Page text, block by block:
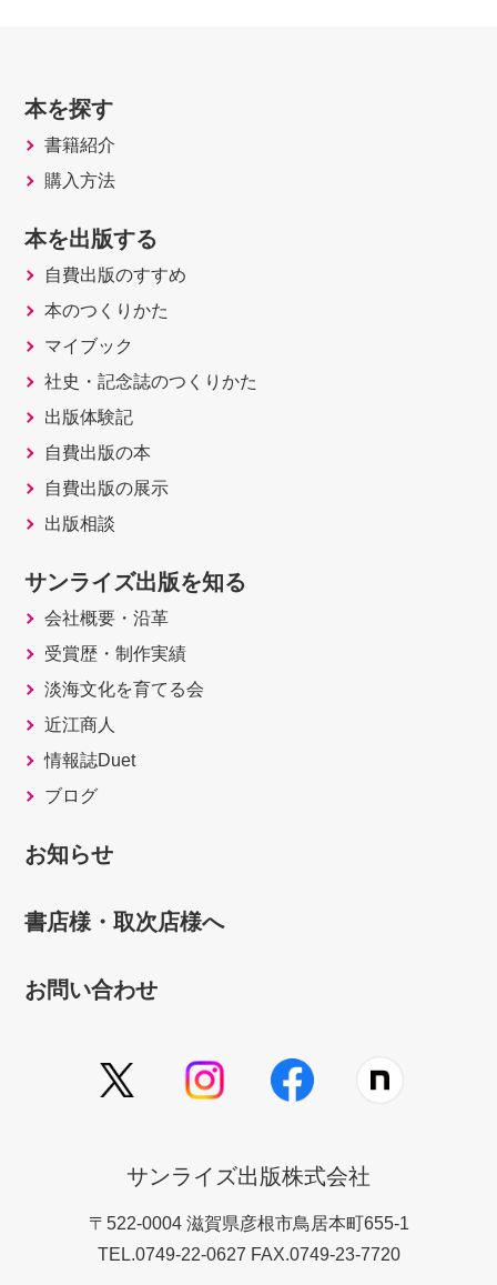
本を探す
書籍紹介
購入方法
本を出版する
自費出版のすすめ
本のつくりかた
マイブック
社史・記念誌のつくりかた
出版体験記
自費出版の本
自費出版の展示
出版相談
サンライズ出版を知る
会社概要・沿革
受賞歴・制作実績
淡海文化を育てる会
近江商人
情報誌Duet
ブログ
お知らせ
書店様・取次店様へ
お問い合わせ
サンライズ出版株式会社
〒522-0004 滋賀県彦根市鳥居本町655-1
TEL.0749-22-0627 FAX.0749-23-7720